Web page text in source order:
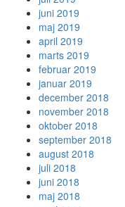
juni 2019
maj 2019
april 2019
marts 2019
februar 2019
januar 2019
december 2018
november 2018
oktober 2018
september 2018
august 2018
juli 2018
juni 2018
maj 2018